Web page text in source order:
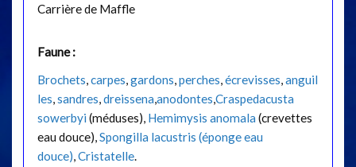
Carrière de Maffle
Faune :
Brochets,carpes,gardons,perches,écrevisses,anguil
les,sandres,dreissena,anodontes,Craspedacusta
sowerbyi(méduses), Hemimysis anomala (crevettes
eau douce),Spongilla lacustris (éponge eau
douce),Cristatelle.